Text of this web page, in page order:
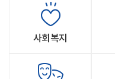
사회복지